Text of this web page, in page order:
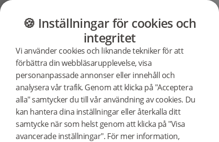
MÖBLER BUTIK OUTLET
🍪 Inställningar för cookies och
integritet
Vi använder cookies och liknande tekniker för att
förbättra din webbläsarupplevelse, visa
personanpassade annonser eller innehåll och
analysera vår trafik. Genom att klicka på "Acceptera
alla" samtycker du till vår användning av cookies. Du
kan hantera dina inställningar eller återkalla ditt
samtycke när som helst genom att klicka på "Visa
avancerade inställningar". För mer information,
Leverans
Bjelin levererar golv till hela Sverige och EU.
Fraktkostnaden för leveranser inom
Sverige beräknas och visas i webbshoppens
kassa.
Vid leveranser till länder utanför EU kan
det tillkomma tullavgifter och skatter.
Dessa kostnader beräknas inte i kassan